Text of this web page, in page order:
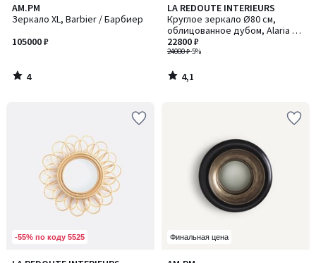
AM.PM
Зеркало XL, Barbier / Барбиер
105000 ₽
4
/
4
/
LA REDOUTE INTERIEURS
Круглое зеркало Ø80 см,
облицованное дубом, Alaria /
Алариа
24000 ₽-5%
22800 ₽
4,1
/ 5
4,1
/
-55% по коду 5525 Финальная цена